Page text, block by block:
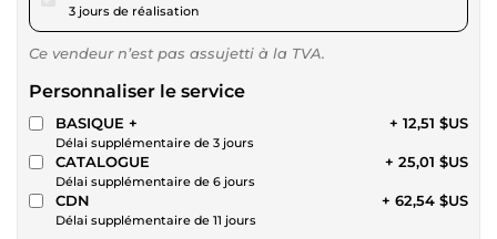
3 jours de réalisation
Ce vendeur n’est pas assujetti à la TVA.
Personnaliser le service
BASIQUE +
Délai supplémentaire de 3 jours
+ 12,51 $US
CATALOGUE
Délai supplémentaire de 6 jours
+ 25,01 $US
CDN
Délai supplémentaire de 11 jours
+ 62,54 $US